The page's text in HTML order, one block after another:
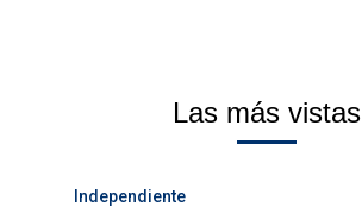
Las más vistas
Independiente